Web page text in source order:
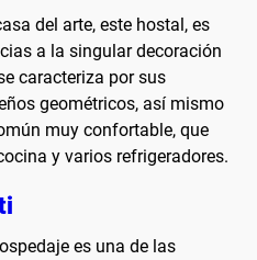
del arte, este hostal, es
a la singular decoración
caracteriza por sus
geométricos, así mismo
muy confortable, que
y varios refrigeradores.
es una de las